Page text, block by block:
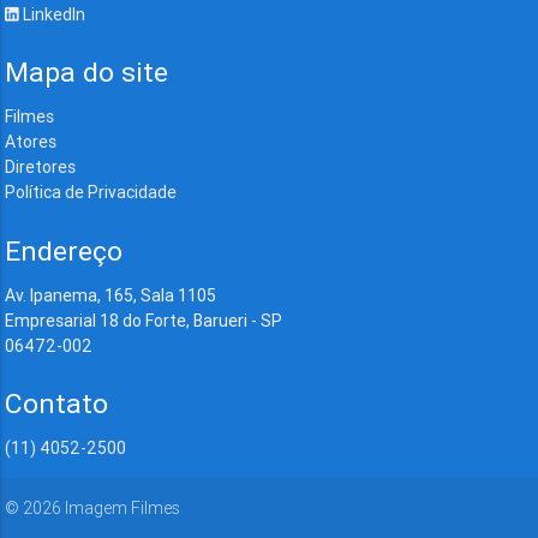
LinkedIn
Mapa do site
Filmes
Atores
Diretores
Política de Privacidade
Endereço
Av. Ipanema, 165, Sala 1105
Empresarial 18 do Forte, Barueri - SP
06472-002
Contato
(11) 4052-2500
© 2026 Imagem Filmes